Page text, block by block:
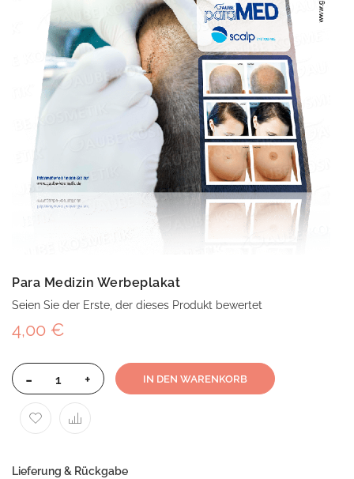
Para Medizin Werbeplakat
Seien Sie der Erste, der dieses Produkt bewertet
4,00 €
- + IN DEN WARENKORB
Lieferung & Rückgabe